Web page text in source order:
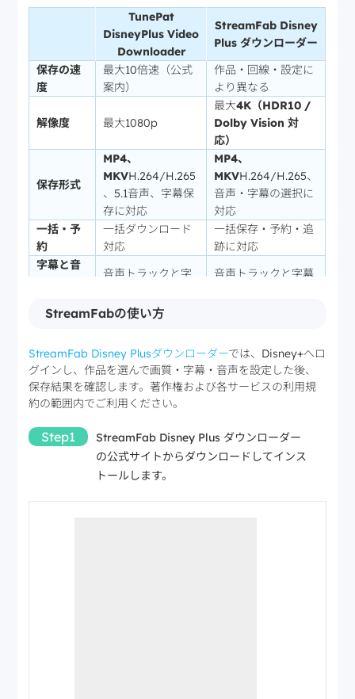
TunePat
DisneyPlus Video
Downloader
StreamFab Disney
Plus ダウンローダー
保存の速
度
最大10倍速（公式
案内）
作品・回線・設定に
より異なる
解像度 最大1080p
最大4K（HDR10 /
Dolby Vision 対
応）
保存形式
MP4、
MKVH.264/H.265
、5.1音声、字幕保
存に対応
MP4、
MKVH.264/H.265、
音声・字幕の選択に
対応
一括・予
約
一括ダウンロード
対応
一括保存・予約・追
跡に対応
字幕と音
音声トラックと字
音声トラックと字幕
向いてい
る人
作品・字幕・形式
を短時間で確認し
たい人
画質条件や複数話の
管理を重視する人
対象作品と保存先
ライセンス条件を
確認TunePat 公式
販売ページで表示
ライセンス条件を確
認StreamFab 公式
StreamFabの使い方
StreamFab Disney Plusダウンローダーでは、Disney+へロ
グインし、作品を選んで画質・字幕・音声を設定した後、
保存結果を確認します。著作権および各サービスの利用規
約の範囲内でご利用ください。
Step1
StreamFab Disney Plus ダウンローダー
の公式サイトからダウンロードしてインス
トールします。